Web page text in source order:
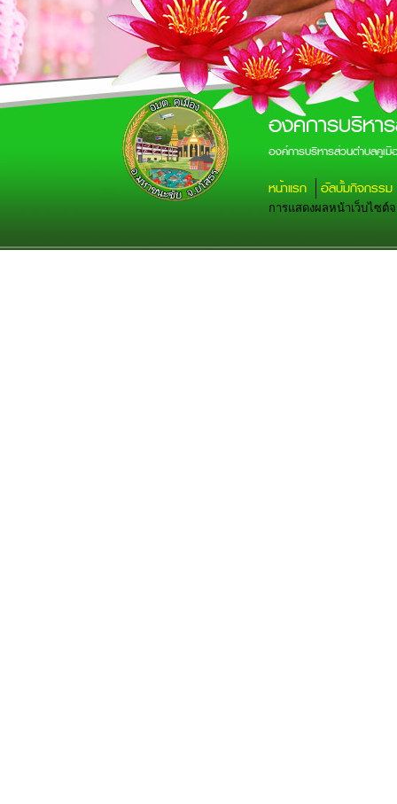
องค์การบริหา
องค์การบริหารส่วนตำบลคูเ
หน้าแรก อัลบั้มกิจกรรม
การแสดงผลหน้าเว็บไซต์